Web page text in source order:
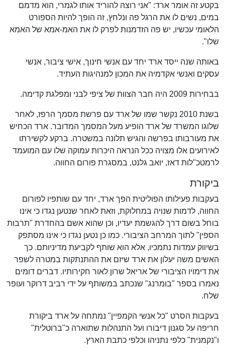
בקטע זה אומר ארד: "אני רוצה להוריד אותו לגמרי, הוא מדמם
במים, נשים לו את הרגל פה ונלחץ, זה הופך להיות הספורט
הלאומי עכשיו, יש פה הזדמנות לפרק לו את האמ-אמא של האמא
שלו".
באותה שנה ייסד ארד יחד עם אנשי חינוך, אישי ציבור, אנשי
עסקים ואנשי אקדמיה את המכון למנהיגות העתיד.
בבחירות 2009 היה חבר הצוות של ציפי לבני ומפלגת קדימה.
בשנת 2010 נקשר שמו של ארד עם פרשת מסמך הרפז, לאחר
שלוגו המשרד של ארד הופיע מעל המסמך המדובר. ארד הכחיש
את מעורבותו בפרשה והגיש תלונה במשטרה. ברקע לקשירתו
לאירועים אלו מצויה ככל הנראה היכרות עמוקה שלו עם המועמד
לרמטכ"לות דאז, יואב גלנט, במסגרת פורום החווה.
ביקורת
בעקבות פעילותו הפוליטית הפך ארד, יחד עם שותפיו לפורום
החווה, לדמות שנויה במחלוקת, וזאת לאחר שנטען נגדו כי אינו
בוחל בשום דרך להגשמת יעדיו, וכן שהוא אשם בהחדרת "תרבות
הספין" לתוך המרחב הציבורי. כמו כן נטען נגדו כי אינו מסתפק
בשיווק עמדות נתמכיו, אלא הוא שותף לקביעת מדיניותם. כך
האשים משה יעלון את ארד שיזם את ההתנתקות במטרה לשפר
את דימויו הציבורי של אריאל שרון לאור חקירותיו. דברים דומים
נאמרו בספר "בומרנג" שנכתב במשותף על ידי רביב דרוקר ועופר
שלח.
בעקבות הסרט "כל אנשי הקמפיין" נמתחה על ארד ביקורת
חריפה על סגנון דיבורו ועל התנהלות שתוארה כ"ברוטלית"
ו"נקמנית" כלפי נתניהו וכלפי כתבת הארץ.